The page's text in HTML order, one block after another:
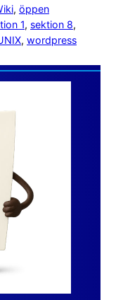
, öppen
1, sektion 8
, wordpress